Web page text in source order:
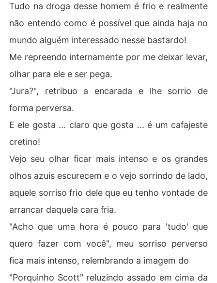
Tudo na droga desse homem é frio e realmente
não entendo como é possível que ainda haja no
mundo alguém interessado nesse bastardo!
Me repreendo internamente por me deixar levar,
olhar para ele e ser pega.
"Jura?", retribuo a encarada e lhe sorrio de
forma perversa.
E ele gosta ... claro que gosta ... é um cafajeste
cretino!
Vejo seu olhar ficar mais intenso e os grandes
olhos azuis escurecem e o vejo sorrindo de lado,
aquele sorriso frio dele que eu tenho vontade de
arrancar daquela cara fria.
"Acho que uma hora é pouco para 'tudo' que
quero fazer com você", meu sorriso perverso
fica mais intenso, relembrando a imagem do
"Porquinho Scott" reluzindo assado em cima da